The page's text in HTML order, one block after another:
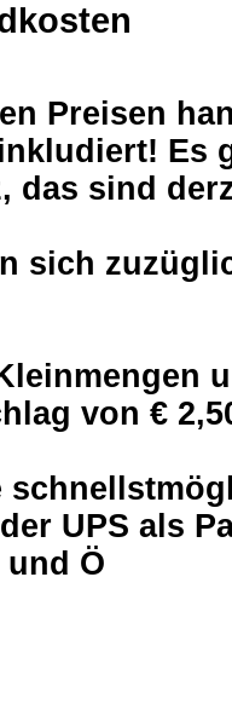
Preisen
Es
das sind
sich
von €
UPS als
und Ö